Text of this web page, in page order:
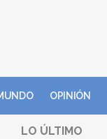
OPINIÓN
LO ÚLTIMO